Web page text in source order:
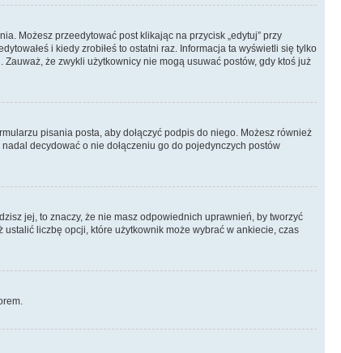
Możesz przeedytować post klikając na przycisk „edytuj” przy
i kiedy zrobiłeś to ostatni raz. Informacja ta wyświetli się tylko
że zwykli użytkownicy nie mogą usuwać postów, gdy ktoś już
pisania posta, aby dołączyć podpis do niego. Możesz również
decydować o nie dołączeniu go do pojedynczych postów
jej, to znaczy, że nie masz odpowiednich uprawnień, by tworzyć
liczbę opcji, które użytkownik może wybrać w ankiecie, czas